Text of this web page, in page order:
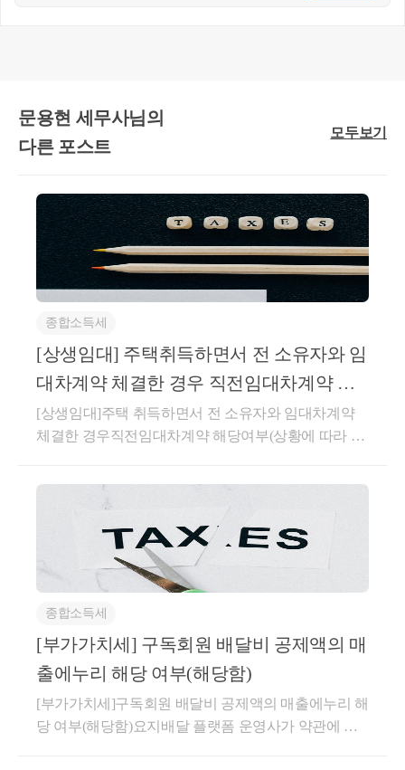
면 양도세 뿐만 아니라, 무신고 가산세, 납
부지연가산세 등이 추징될 수 있습니
참고로 신규주택 취득일이 22.07.23이라
면 양도하는 주택의 잔금은 25.07.23까지
만 받으시면 일시적 2주택 양도세 비과세
를 적용받을 수 있습니다. 따라서 실제 잔
금을 23일에 받는다면 매매계약서상 잔
금일을 22일로 수정할 필요는 없습니다.
<주요 경력>
- 약 37,000건 이상의 세금 상담 및 용역
- 500건 이상의 경정청구를 통한 약 25억 이상 세
금 환급
- 전문가 플랫폼 '아하커넥츠(현재 개편중)' 상담
- 지식공유플랫폼 '아하 QnA' 세무/회계 1위 (약
33,000건 이상 답변 및 337만건 이상 공유)
- 서울시 마을세무사
- ㈜코스맥스 세무팀
- ㈜현대중공업 세무기획팀
- ㈜iMBC 재무회계팀
- 세무법인 넥스트 등
문용현 세무사님의
다른 포스트
모두보기
종합소득세
[상생임대] 주택취득하면서 전 소유자와 임
대차계약 체결한 경우 직전임대차계약 해
당여부(상황에 따라 다름)
[상생임대]주택 취득하면서 전 소유자와 임대차계약
체결한 경우직전임대차계약 해당여부(상황에 따라 다
결 이후 잔금 지급 전에 체결한임대차계약이 직전임대
차계약에 해당하는지사전-2026-법규재산-0087등록일
자 : 2026.04.30.생산일자 : 2026.03.16.요지주택 매매계
약을 체결한 후 임대차계약을 체결한 경우로서 주택
취득일 이후 임대기간이 개시되더라도 주택 취득(잔금
청산) 전에 임차인과 체결한 임대차계약은 직전임대차
계약에 해당하지 않는 것임답변내용귀 사전답변 신청
의 사실관계와 같이,1세대가 주택을 취득하는 매매계
약 체결 이후주택 취득 전에 매수인이 임대인이 되고
전 소유자(매도인)가 임차인이 되는 별도의 임대차계
약을 체결하고 주택 취득과 동시에 임대기간이 시작되
어 실제 1년 6개월 이상을 임대한 경우,해당 계약이
종합소득세
[부가가치세] 구독회원 배달비 공제액의 매
출에누리 해당 여부(해당함)
[부가가치세]구독회원 배달비 공제액의 매출에누리 해
당 여부(해당함)요지배달 플랫폼 운영사가 약관에 따